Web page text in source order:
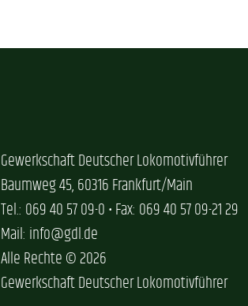
Gewerkschaft Deutscher Lokomotivführer
Baumweg 45, 60316 Frankfurt/Main
Tel.: 069 40 57 09-0 • Fax: 069 40 57 09-21 29
Mail: info@gdl.de
Alle Rechte © 2026
Gewerkschaft Deutscher Lokomotivführer